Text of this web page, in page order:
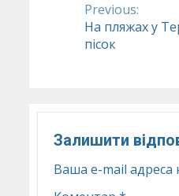
Reading
Previous:
На пляжах у
пісок
Залишити
Ваша e-mail